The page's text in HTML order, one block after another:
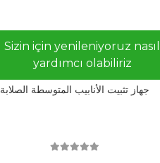
Sizin için yenileniyoruz nasıl
yardımcı olabiliriz
جهاز تثبيت الأنابيب المتوسطة الصلابة